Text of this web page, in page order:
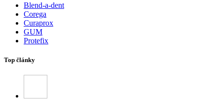
Blend-a-dent
Corega
Curaprox
GUM
Protefix
Top články